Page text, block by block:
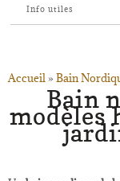
Info utiles
Accueil » Bain
Bain
modèles